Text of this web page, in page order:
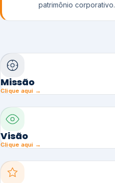
patrimônio corporativo.
Missão
Clique aqui →
Visão
Clique aqui →